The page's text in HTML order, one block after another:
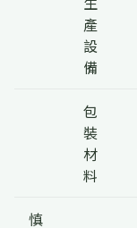
產
設
備
包
裝
材
料
慎